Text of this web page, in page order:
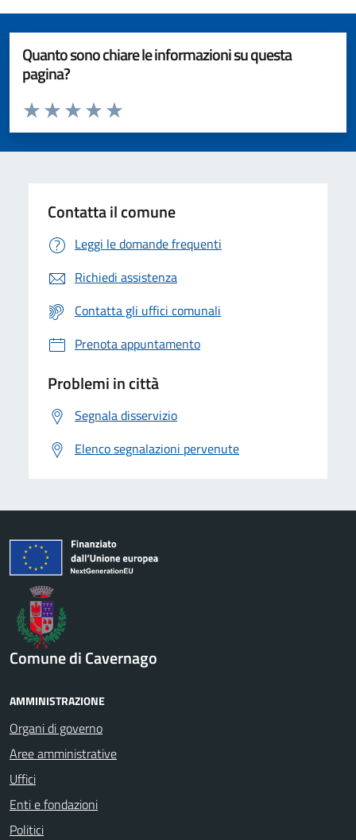
Quanto sono chiare le informazioni su questa
pagina?
Valuta da 1 a 5 stelle la pagina
Valuta 5 stelle su 5
Valuta 4 stelle su 5
Valuta 3 stelle su 5
Valuta 2 stelle su 5
Valuta 1 stelle su 5
Contatta il comune
Leggi le domande frequenti
Richiedi assistenza
Contatta gli uffici comunali
Prenota appuntamento
Problemi in città
Segnala disservizio
Elenco segnalazioni pervenute
Comune di Cavernago
AMMINISTRAZIONE
Organi di governo
Aree amministrative
Uffici
Enti e fondazioni
Politici